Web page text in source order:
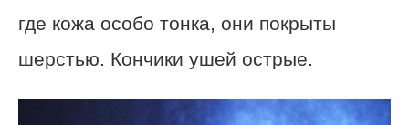
где кожа особо тонка, они покрыты
шерстью. Кончики ушей острые.